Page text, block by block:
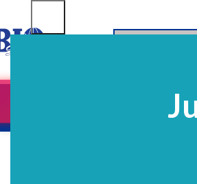
EquipementsEQ